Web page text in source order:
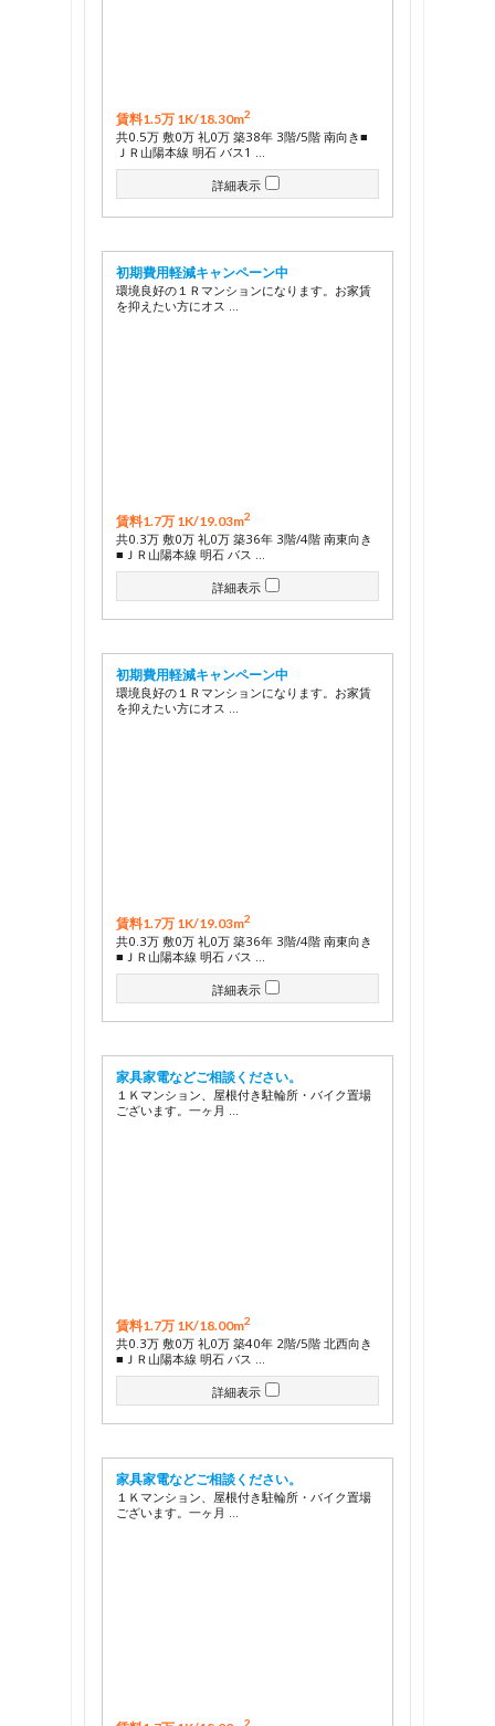
賃料1.5万 1K/18.30m2
共0.5万 敷0万 礼0万 築38年 3階/5階 南向き■
ＪＲ山陽本線 明石 バス1 …
詳細表示
初期費用軽減キャンペーン中
環境良好の１Ｒマンションになります。お家賃
を抑えたい方にオス …
賃料1.7万 1K/19.03m2
共0.3万 敷0万 礼0万 築36年 3階/4階 南東向き
■ＪＲ山陽本線 明石 バス …
詳細表示
初期費用軽減キャンペーン中
環境良好の１Ｒマンションになります。お家賃
を抑えたい方にオス …
賃料1.7万 1K/19.03m2
共0.3万 敷0万 礼0万 築36年 3階/4階 南東向き
■ＪＲ山陽本線 明石 バス …
詳細表示
家具家電などご相談ください。
１Ｋマンション、屋根付き駐輪所・バイク置場
ございます。一ヶ月 …
賃料1.7万 1K/18.00m2
共0.3万 敷0万 礼0万 築40年 2階/5階 北西向き
■ＪＲ山陽本線 明石 バス …
詳細表示
家具家電などご相談ください。
１Ｋマンション、屋根付き駐輪所・バイク置場
ございます。一ヶ月 …
2